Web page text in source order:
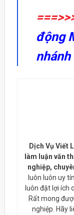
động
nhánh
Dịch Vụ Viết
làm luận văn
nghiệp,
luôn luôn uy
luôn đặt lợi ích
Rất mong
nghiệp. Hãy